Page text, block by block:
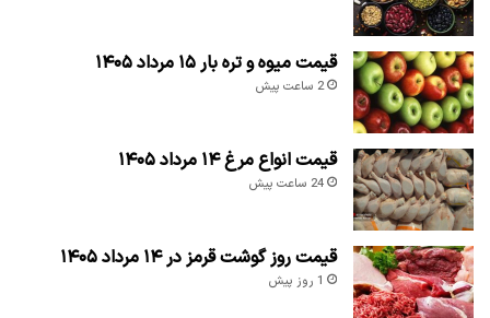
قیمت میوه و تره بار ۱۵ مرداد ۱۴۰۵
2 ساعت پیش
قیمت انواع مرغ ۱۴ مرداد ۱۴۰۵
24 ساعت پیش
قیمت روز گوشت قرمز در ۱۴ مرداد ۱۴۰۵
1 روز پیش